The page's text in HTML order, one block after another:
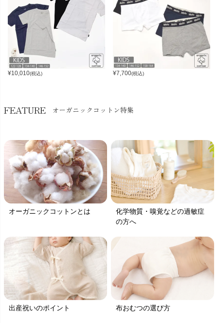
¥10,010(税込) ¥7,700(税込)
FEATURE オーガニックコットン特集
オーガニックコットンとは
化学物質・嗅覚などの過敏症
の方へ
出産祝いのポイント 布おむつの選び方